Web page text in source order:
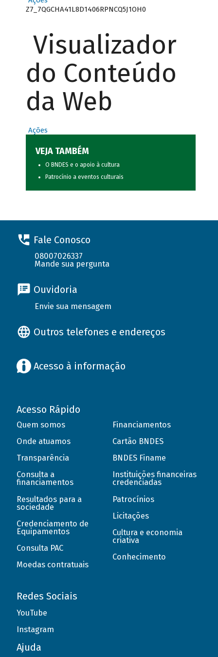
Z7_7QGCHA41L8D1406RPNCQ5J1OH0
Visualizador
do Conteúdo
da Web
Ações
VEJA TAMBÉM
O BNDES e o apoio à cultura
Patrocínio a eventos culturais
Fale Conosco
08007026337
Mande sua pergunta
Ouvidoria
Envie sua mensagem
Outros telefones e endereços
Acesso à informação
Acesso Rápido
Quem somos
Onde atuamos
Transparência
Consulta a
financiamentos
Resultados para a
sociedade
Credenciamento de
Equipamentos
Consulta PAC
Moedas contratuais
Financiamentos
Cartão BNDES
BNDES Finame
Instituições financeiras
credenciadas
Patrocínios
Licitações
Cultura e economia
criativa
Conhecimento
Redes Sociais
YouTube
Instagram
Ajuda